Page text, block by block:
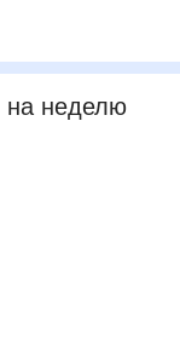
на неделю